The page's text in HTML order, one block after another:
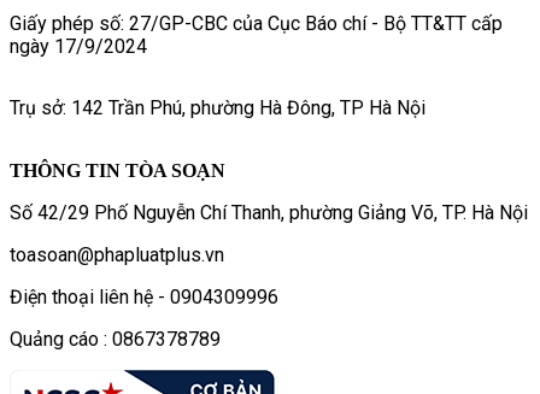
Giấy phép số: 27/GP-CBC của Cục Báo chí - Bộ TT&TT cấp
ngày 17/9/2024
Trụ sở: 142 Trần Phú, phường Hà Đông, TP Hà Nội
THÔNG TIN TÒA SOẠN
Số 42/29 Phố Nguyễn Chí Thanh, phường Giảng Võ, TP. Hà Nội
toasoan@phapluatplus.vn
Điện thoại liên hệ - 0904309996
Quảng cáo : 0867378789